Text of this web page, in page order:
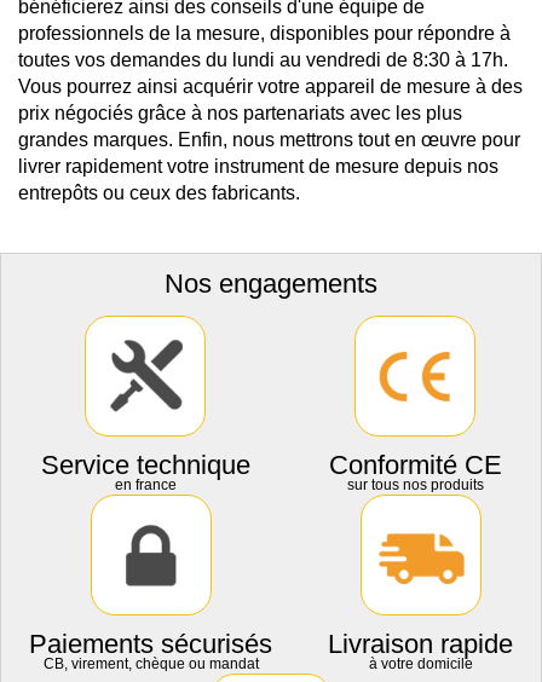
bénéficierez ainsi des conseils d'une équipe de
professionnels de la mesure, disponibles pour répondre à
toutes vos demandes du lundi au vendredi de 8:30 à 17h.
Vous pourrez ainsi acquérir votre appareil de mesure à des
prix négociés grâce à nos partenariats avec les plus
grandes marques. Enfin, nous mettrons tout en œuvre pour
livrer rapidement votre instrument de mesure depuis nos
entrepôts ou ceux des fabricants.
Nos engagements
Service technique
en france
Conformité CE
sur tous nos produits
Paiements sécurisés
CB, virement, chèque ou mandat
Livraison rapide
à votre domicile